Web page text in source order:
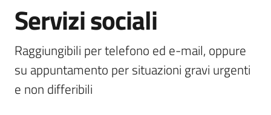
Novità
Servizi
Menu selezionato
Vivere
Salta al contenuto
Servizi sociali
Raggiungibili per telefono ed e-mail, oppure
su appuntamento per situazioni gravi urgenti
e non differibili